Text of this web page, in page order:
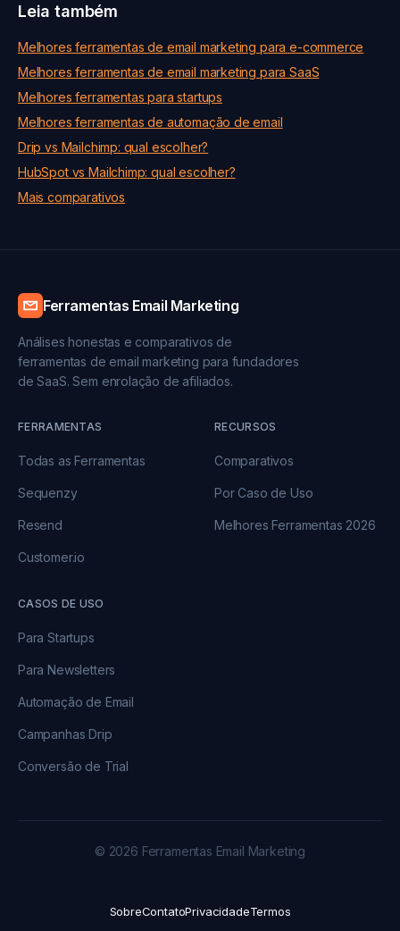
Leia também
Melhores ferramentas de email marketing para e-commerce
Melhores ferramentas de email marketing para SaaS
Melhores ferramentas para startups
Melhores ferramentas de automação de email
Drip vs Mailchimp: qual escolher?
HubSpot vs Mailchimp: qual escolher?
Mais comparativos
Ferramentas Email Marketing
Análises honestas e comparativos de
ferramentas de email marketing para fundadores
de SaaS. Sem enrolação de afiliados.
FERRAMENTAS
Todas as Ferramentas
Sequenzy
Resend
Customer.io
RECURSOS
Comparativos
Por Caso de Uso
Melhores Ferramentas 2026
CASOS DE USO
Para Startups
Para Newsletters
Automação de Email
Campanhas Drip
Conversão de Trial
© 2026 Ferramentas Email Marketing
SobreContatoPrivacidadeTermos